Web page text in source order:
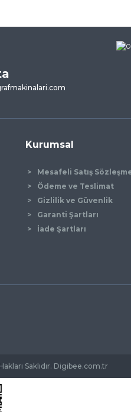
Kurumsal
Mesafeli Satış
Ödeme ve Teslimat
Gizlilik ve Güvenlik
Garanti Şartları
İade Şartları
Saklıdır. Digibee.com.tr